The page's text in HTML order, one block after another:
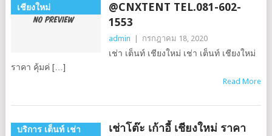
เชียงใหม่
@CNXTENT TEL.081-602-
1553
admin กรกฎาคม 18, 2020
เช่า เต็นท์ เชียงใหม่ เช่า เต็นท์ เชียงใหม่
ราคา คุ้มค่ […]
Read More
บริการ เต็นท์ เช่า
เช่าโต๊ะ เก้าอี้ เชียงใหม่ ราคา